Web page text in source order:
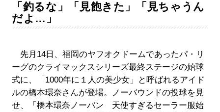
「釣るな」「見飽きた」「見ちゃうん
だよ…」
先月14日、福岡のヤフオクドームであったパ・リ
ーグのクライマックスシリーズ最終ステージの始球
式に、「1000年に１人の美少女」と呼ばれるアイド
ルの橋本環奈さんが登場。ノーバウンドの投球を見
せ、「橋本環奈ノーバン 天使すぎるセーラー服始